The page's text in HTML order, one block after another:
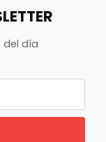
del día